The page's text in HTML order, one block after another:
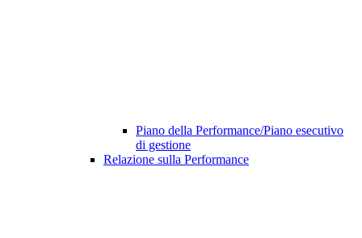
Piano della Performance/Piano esecutivo
di gestione
Relazione sulla Performance